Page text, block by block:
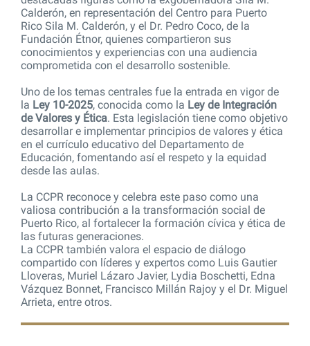
Calderón, en representación del Centro para Puerto
Rico Sila M. Calderón, y el Dr. Pedro Coco, de la
Fundación Étnor, quienes compartieron sus
conocimientos y experiencias con una audiencia
comprometida con el desarrollo sostenible.
Uno de los temas centrales fue la entrada en vigor de
la Ley 10-2025, conocida como la Ley de Integración
de Valores y Ética. Esta legislación tiene como objetivo
desarrollar e implementar principios de valores y ética
en el currículo educativo del Departamento de
Educación, fomentando así el respeto y la equidad
desde las aulas.
La CCPR reconoce y celebra este paso como una
valiosa contribución a la transformación social de
Puerto Rico, al fortalecer la formación cívica y ética de
las futuras generaciones.
La CCPR también valora el espacio de diálogo
compartido con líderes y expertos como Luis Gautier
Lloveras, Muriel Lázaro Javier, Lydia Boschetti, Edna
Vázquez Bonnet, Francisco Millán Rajoy y el Dr. Miguel
Arrieta, entre otros.